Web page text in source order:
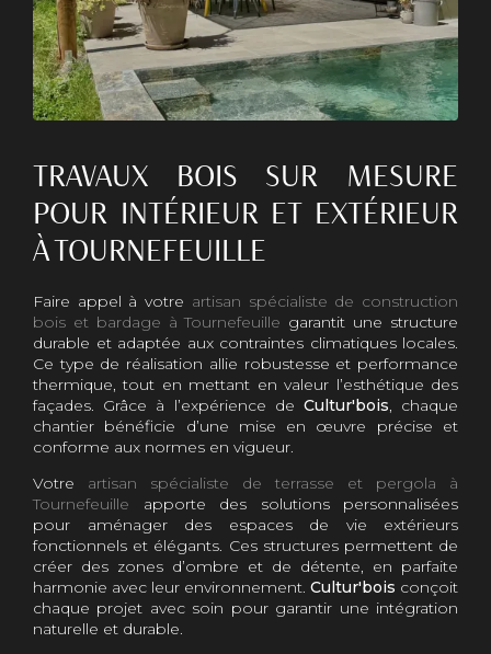
TRAVAUX BOIS SUR MESURE
POUR INTÉRIEUR ET EXTÉRIEUR
À TOURNEFEUILLE
Faire appel à votre artisan spécialiste de construction
bois et bardage à Tournefeuille garantit une structure
durable et adaptée aux contraintes climatiques locales.
Ce type de réalisation allie robustesse et performance
thermique, tout en mettant en valeur l’esthétique des
façades. Grâce à l’expérience de Cultur'bois, chaque
chantier bénéficie d’une mise en œuvre précise et
conforme aux normes en vigueur.
Votre artisan spécialiste de terrasse et pergola à
Tournefeuille apporte des solutions personnalisées
pour aménager des espaces de vie extérieurs
fonctionnels et élégants. Ces structures permettent de
créer des zones d’ombre et de détente, en parfaite
harmonie avec leur environnement. Cultur'bois conçoit
chaque projet avec soin pour garantir une intégration
naturelle et durable.